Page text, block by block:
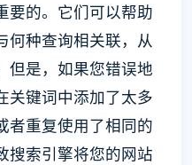
要的。它们可以帮助
何种查询相关联，从
但是，如果您错误地
关键词中添加了太多
者重复使用了相同的
搜索引擎将您的网站